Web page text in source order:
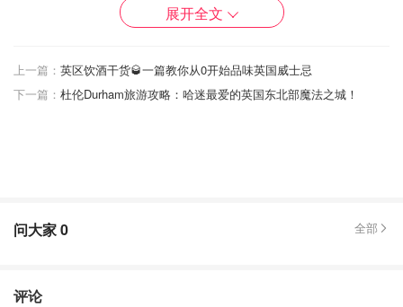
Versace 2025SS
透材质上飘着朦胧的花影，抽象的多彩花卉充满艺术感，若
隐若现的镂空蕾丝花卉个性十足，还有结合东方水墨风的印
极繁主义的回潮！
的活力！
展开全文
上一篇： 英区饮酒干货🥃一篇教你从0开始品味英国威士忌
下一篇： 杜伦Durham旅游攻略：哈迷最爱的英国东北部魔法之城！
问大家0 全部
评论